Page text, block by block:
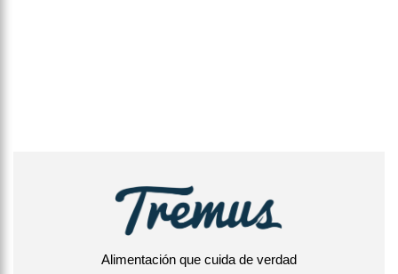
Alimentación que cuida de verdad